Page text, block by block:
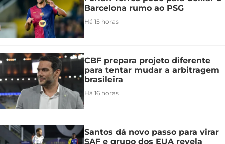
Barcelona rumo ao PSG
Há 15 horas
CBF prepara projeto diferente
para tentar mudar a arbitragem
brasileira
Há 16 horas
Santos dá novo passo para virar
SAF e grupo dos EUA revela